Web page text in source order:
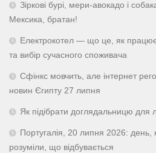
Зіркові бурі, мери-авокадо і
Мексика, братан!
Електрокотел — що це, як
та вибір сучасного споживача
Сфінкс мовчить, але інтернет
новин Єгипту 27 липня
Як підібрати доглядальницю для
Португалія, 20 липня 2026: день,
розуміли, що відбувається